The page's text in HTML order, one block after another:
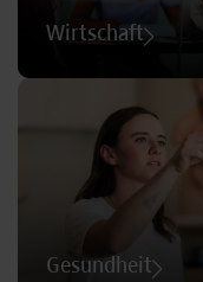
Wirtschaft
Gesundheit